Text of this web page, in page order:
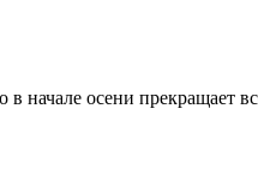
начале осени прекращает